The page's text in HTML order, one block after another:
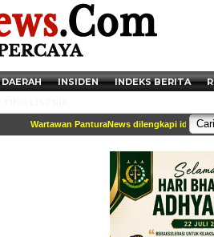
DAERAH INSIDEN INDEKS BERITA
Wartawan PanturaNews dilengkapi identitas